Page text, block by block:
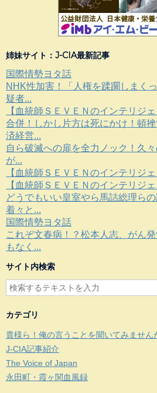
姉妹サイト：J-CIA最新記事
国際情勢ヨタ話
NHK性加害！「人権を蹂躙しまく
疑者...
【血統師ＳＥＶＥＮのインテリジ
合併！しかし片方は死にかけ！頓
済経営...
自ら破滅への扉を全力ノック！久々
が...
【血統師ＳＥＶＥＮのインテリジ
【血統師ＳＥＶＥＮのインテリジ
どうでもいい皇室やら馬詰総理ら
着々と...
国際情勢ヨタ話
これぞ文春病！？松本人志、がん
もなく...
サイト内検索
カテゴリ
貴様ら！俺の言うことを聞いてみません
J-CIA記事紹介
The Voice of Japan
永田町・霞ヶ関血風録